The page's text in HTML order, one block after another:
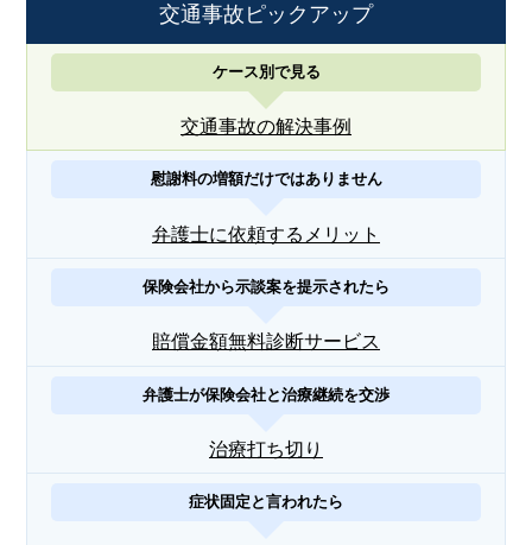
交通事故ピックアップ
ケース別で見る
交通事故の解決事例
慰謝料の増額だけではありません
弁護士に依頼するメリット
保険会社から示談案を提示されたら
賠償金額無料診断サービス
弁護士が保険会社と治療継続を交渉
治療打ち切り
症状固定と言われたら